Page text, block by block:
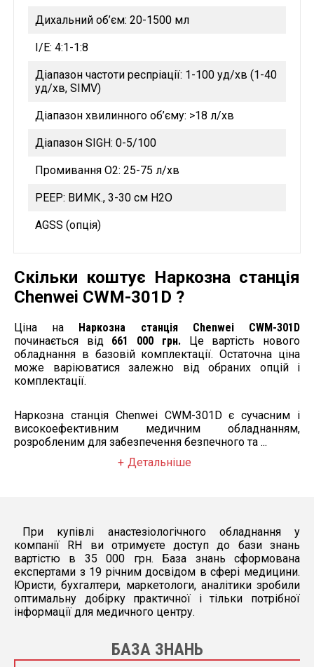
Дихальний об’єм: 20-1500 мл
I/E: 4:1-1:8
Діапазон частоти респріації: 1-100 уд/хв (1-40
уд/хв, SIMV)
Діапазон хвилинного об’єму: >18 л/хв
Діапазон SIGH: 0-5/100
Промивання O2: 25-75 л/хв
PEEP: ВИМК., 3-30 см H2O
AGSS (опція)
Скільки коштує Наркозна станція
Chenwei CWM-301D ?
Ціна на Наркозна станція Chenwei CWM-301D
починається від 661 000 грн.Це вартість нового
обладнання в базовій комплектації. Остаточна ціна
може варіюватися залежно від обраних опцій і
комплектації.
Наркозна станція Chenwei CWM-301D є сучасним і
високоефективним медичним обладнанням,
розробленим для забезпечення безпечного та ...
Детальніше
При купівлі анастезіологічного обладнання у
компанії RH ви отримуєте доступ до бази знань
вартістю в 35 000 грн. База знань сформована
експертами з 19 річним досвідом в сфері медицини.
Юристи, бухгалтери, маркетологи, аналітики зробили
оптимальну добірку практичної і тільки потрібної
інформації для медичного центру.
БАЗА ЗНАНЬ